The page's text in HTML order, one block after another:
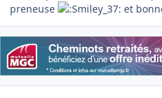
preneuse
et